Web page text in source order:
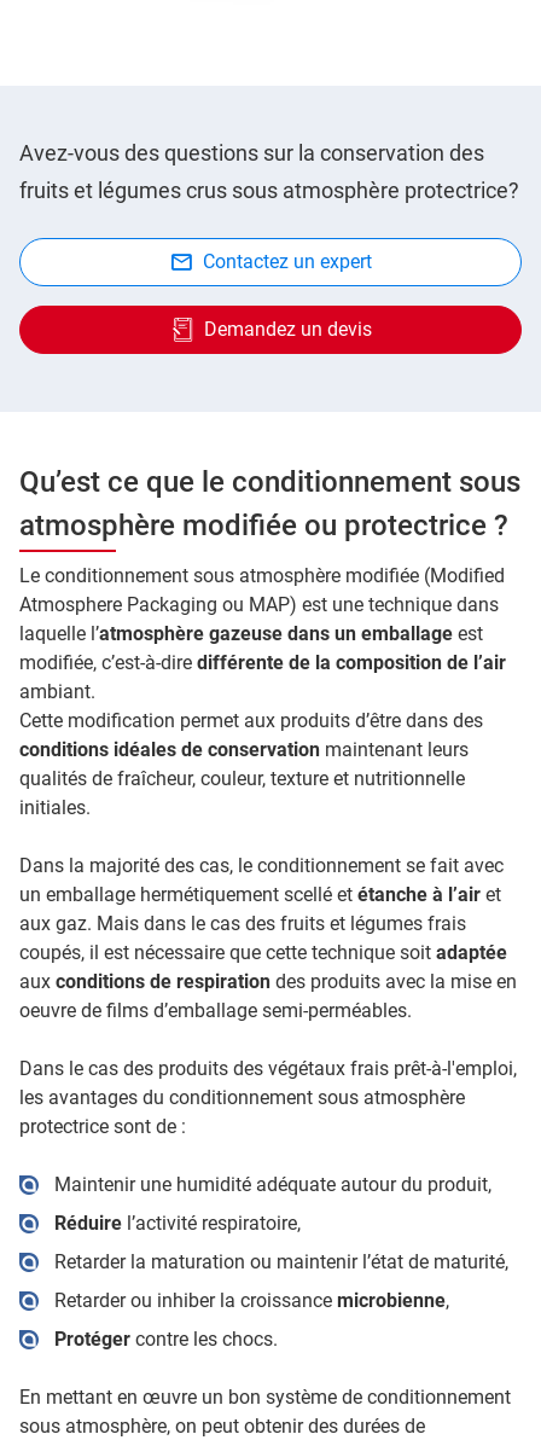
Avez-vous des questions sur la conservation des
fruits et légumes crus sous atmosphère protectrice?
Contactez un expert
Demandez un devis
Qu’est ce que le conditionnement sous
atmosphère modifiée ou protectrice ?
Le conditionnement sous atmosphère modifiée (Modified
Atmosphere Packaging ou MAP) est une technique dans
laquelle l’atmosphère gazeuse dans un emballage est
modifiée, c’est-à-dire différente de la composition de l’air
ambiant.
Cette modification permet aux produits d’être dans des
conditions idéales de conservation maintenant leurs
qualités de fraîcheur, couleur, texture et nutritionnelle
initiales.
Dans la majorité des cas, le conditionnement se fait avec
un emballage hermétiquement scellé et étanche à l’air et
aux gaz. Mais dans le cas des fruits et légumes frais
coupés, il est nécessaire que cette technique soit adaptée
aux conditions de respiration des produits avec la mise en
oeuvre de films d’emballage semi-perméables.
Dans le cas des produits des végétaux frais prêt-à-l'emploi,
les avantages du conditionnement sous atmosphère
protectrice sont de :
Maintenir une humidité adéquate autour du produit,
Réduirel’activité respiratoire,
Retarder la maturation ou maintenir l’état de maturité,
Retarder ou inhiber la croissance microbienne,
Protéger contre les chocs.
En mettant en œuvre un bon système de conditionnement
sous atmosphère, on peut obtenir des durées de